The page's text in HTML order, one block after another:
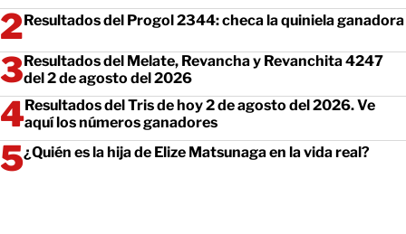
Resultados del Progol 2344: checa la quiniela ganadora
Resultados del Melate, Revancha y Revanchita 4247
del 2 de agosto del 2026
Resultados del Tris de hoy 2 de agosto del 2026. Ve
aquí los números ganadores
¿Quién es la hija de Elize Matsunaga en la vida real?